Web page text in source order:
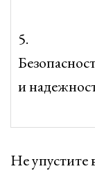
5.
и
Не упустите